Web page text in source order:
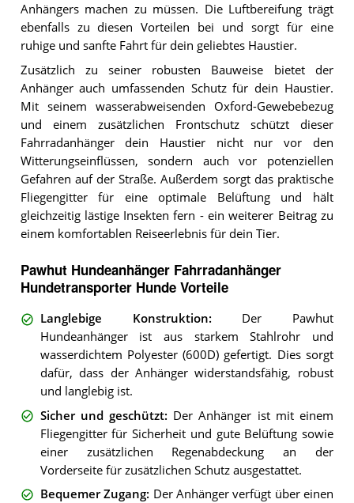
Anhängers machen zu müssen. Die Luftbereifung trägt
ebenfalls zu diesen Vorteilen bei und sorgt für eine
ruhige und sanfte Fahrt für dein geliebtes Haustier.
Zusätzlich zu seiner robusten Bauweise bietet der
Anhänger auch umfassenden Schutz für dein Haustier.
Mit seinem wasserabweisenden Oxford-Gewebebezug
und einem zusätzlichen Frontschutz schützt dieser
Fahrradanhänger dein Haustier nicht nur vor den
Witterungseinflüssen, sondern auch vor potenziellen
Gefahren auf der Straße. Außerdem sorgt das praktische
Fliegengitter für eine optimale Belüftung und hält
gleichzeitig lästige Insekten fern - ein weiterer Beitrag zu
einem komfortablen Reiseerlebnis für dein Tier.
Pawhut Hundeanhänger Fahrradanhänger
Hundetransporter Hunde Vorteile
Langlebige Konstruktion: Der Pawhut
Hundeanhänger ist aus starkem Stahlrohr und
wasserdichtem Polyester (600D) gefertigt. Dies sorgt
dafür, dass der Anhänger widerstandsfähig, robust
und langlebig ist.
Sicher und geschützt: Der Anhänger ist mit einem
Fliegengitter für Sicherheit und gute Belüftung sowie
einer zusätzlichen Regenabdeckung an der
Vorderseite für zusätzlichen Schutz ausgestattet.
Bequemer Zugang: Der Anhänger verfügt über einen